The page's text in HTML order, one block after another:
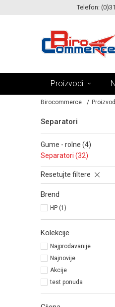
Telefon:
Proizvodi
Birocommerce
Separatori
gume - rolne (4)
separatori (32)
Resetujte filtere
Brend
HP (1)
Kolekcije
Najprodavanije
Najnovije
Akcije
test ponuda